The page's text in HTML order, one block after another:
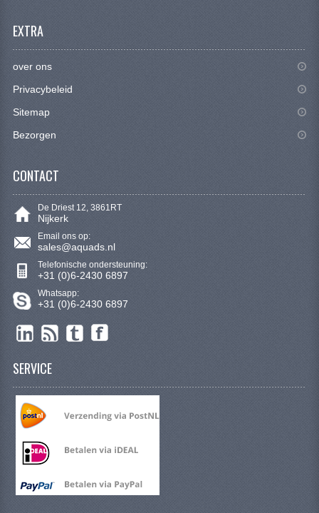
EXTRA
over ons
Privacybeleid
Sitemap
Bezorgen
CONTACT
De Driest 12, 3861RT
Nijkerk
Email ons op:
sales@aquads.nl
Telefonische ondersteuning:
+31 (0)6-2430 6897
Whatsapp:
+31 (0)6-2430 6897
SERVICE